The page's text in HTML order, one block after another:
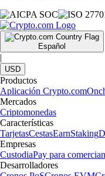
Español
|
USD
Productos
Aplicación Crypto.com
Mercados
Criptomonedas
Características
TarjetasCestasEarnStaking
Empresas
CustodiaPay para
Desarrolladores